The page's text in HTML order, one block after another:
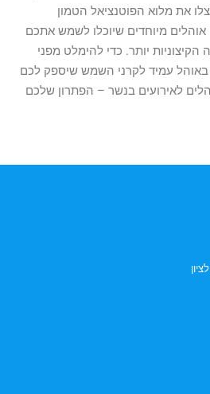
את מלוא הפוטנציאל הטמון
אוהלים מיוחדים שיוכלו לשמש אתכם
יותר. כדי להימלט מפני
באוהל עמיד לקרני השמש שיספק לכם
לאירועים בנשר – הפתרון שלכם